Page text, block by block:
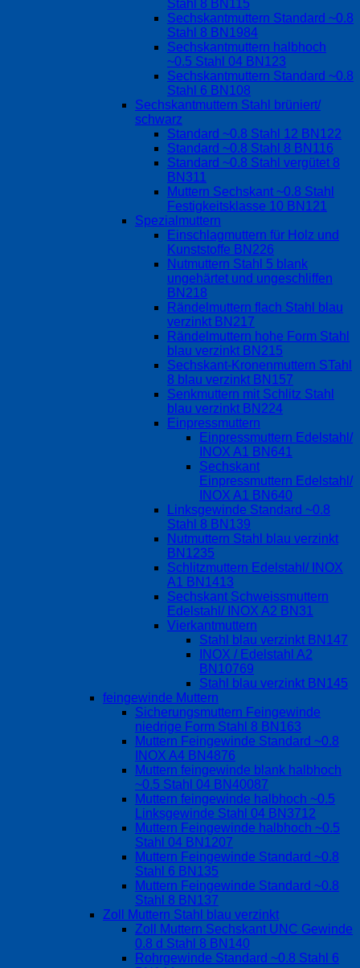
Stahl 8 BN115
Sechskantmuttern Standard ~0.8
Stahl 8 BN1984
Sechskantmuttern halbhoch
~0.5 Stahl 04 BN123
Sechskantmuttern Standard ~0.8
Stahl 6 BN108
Sechskantmuttern Stahl brüniert/
schwarz
Standard ~0.8 Stahl 12 BN122
Standard ~0.8 Stahl 8 BN116
Standard ~0.8 Stahl vergütet 8
BN311
Muttern Sechskant ~0.8 Stahl
Festigkeitsklasse 10 BN121
Spezialmuttern
Einschlagmuttern für Holz und
Kunststoffe BN226
Nutmuttern Stahl 5 blank
ungehärtet und ungeschliffen
BN218
Rändelmuttern flach Stahl blau
verzinkt BN217
Rändelmuttern hohe Form Stahl
blau verzinkt BN215
Sechskant-Kronenmuttern STahl
8 blau verzinkt BN157
Senkmuttern mit Schlitz Stahl
blau verzinkt BN224
Einpressmuttern
Einpressmuttern Edelstahl/
INOX A1 BN641
Sechskant
Einpressmuttern Edelstahl/
INOX A1 BN640
Linksgewinde Standard ~0.8
Stahl 8 BN139
Nutmuttern Stahl blau verzinkt
BN1235
Schlitzmuttern Edelstahl/ INOX
A1 BN1413
Sechskant Schweissmuttern
Edelstahl/ INOX A2 BN31
Vierkantmuttern
Stahl blau verzinkt BN147
INOX / Edelstahl A2
BN10769
Stahl blau verzinkt BN145
feingewinde Muttern
Sicherungsmuttern Feingewinde
niedrige Form Stahl 8 BN163
Muttern Feingewinde Standard ~0.8
INOX A4 BN4876
Muttern feingewinde blank halbhoch
~0.5 Stahl 04 BN40087
Muttern feingewinde halbhoch ~0.5
Linksgewinde Stahl 04 BN3712
Muttern Feingewinde halbhoch ~0.5
Stahl 04 BN1207
Muttern Feingewinde Standard ~0.8
Stahl 6 BN135
Muttern Feingewinde Standard ~0.8
Stahl 8 BN137
Zoll Muttern Stahl blau verzinkt
Zoll Muttern Sechskant UNC Gewinde
0.8 d Stahl 8 BN140
Rohrgewinde Standard ~0.8 Stahl 6